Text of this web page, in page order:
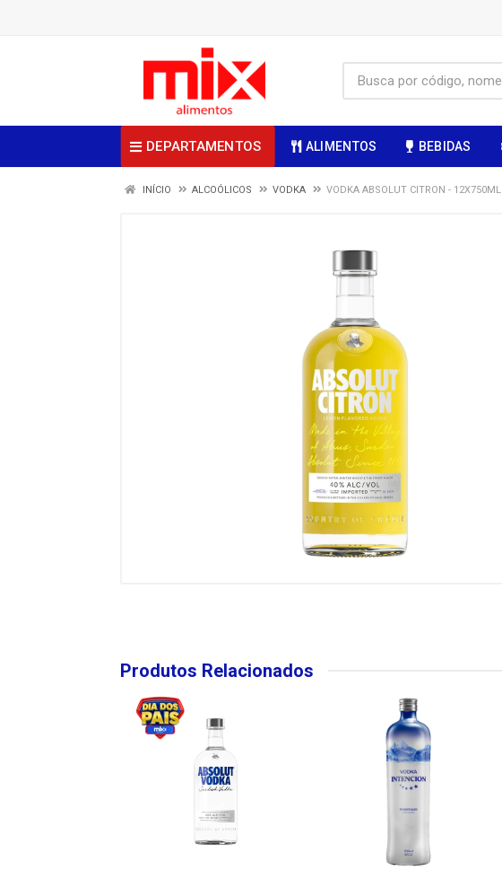
DEPARTAMENTOS ALIMENTOS BEBIDAS
INÍCIO ALCOÓLICOS VODKA VODKA ABSOLUT CITRON - 12X750ML
Produtos Relacionados